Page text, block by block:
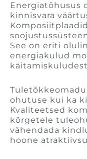
Energiatõhusus
kinnisvara
See on eriti
energiakulud
ohutuse kui ka
Kvaliteetsed
kõrgetele
vähendada
hoone